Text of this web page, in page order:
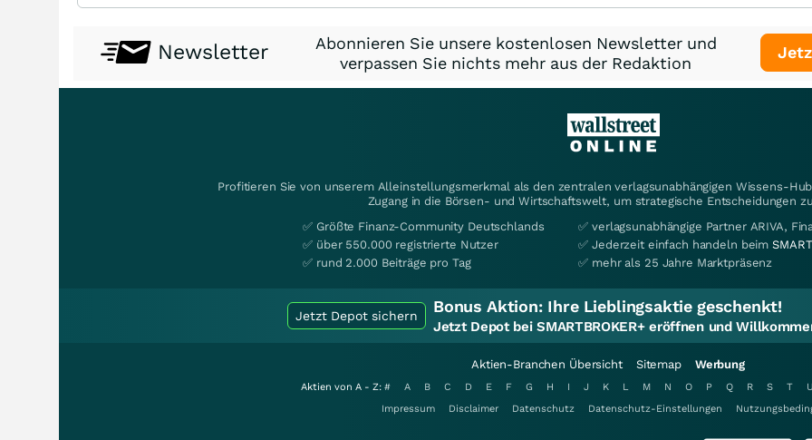
Newsletter
Abonnieren Sie unsere kostenlosen Newsletter und
verpassen Sie nichts mehr aus der Redaktion
Profitieren Sie von unserem Alleinstellungsmerkmal als den zentralen verlagsunabhängigen Wissens-
Zugang in die Börsen- und Wirtschaftswelt, um strategische Entscheidungen
✅ Größte Finanz-Community Deutschlands
✅ über 550.000 registrierte Nutzer
✅ rund 2.000 Beiträge pro Tag
✅ verlagsunabhängige Partner ARIVA,
✅ Jederzeit einfach handeln beim
✅ mehr als 25 Jahre Marktpräsenz
Jetzt Depot sichern Bonus Aktion: Ihre Lieblingsaktie geschenkt!
Jetzt Depot bei SMARTBROKER+ eröffnen und
Aktien-Branchen Übersicht Sitemap Werbung
Aktien von A - Z: # A B C D E F G H I J K L M N O P Q R S T U
Impressum
Disclaimer Datenschutz Datenschutz-Einstellungen